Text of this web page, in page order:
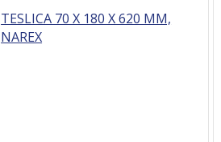
TESLICA 70 X 180 X 620 MM,
NAREX